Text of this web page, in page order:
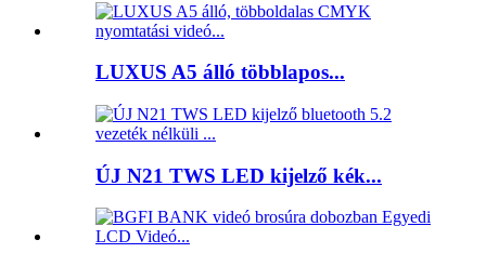
LUXUS A5 álló többlapos...
ÚJ N21 TWS LED kijelző kék...